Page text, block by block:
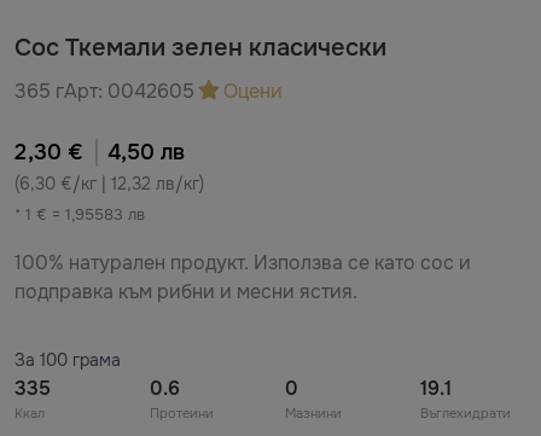
Сос Ткемали зелен класически
365 гАрт: 0042605 Оцени
2,30 € 4,50 лв
(6,30 €/кг | 12,32 лв/кг)
* 1 € = 1,95583 лв
100% натурален продукт. Използва се като сос и
подправка към рибни и месни ястия.
За 100 грама
335
Ккал
0.6
Протеини
0
Мазнини
19.1
Въглехидрати